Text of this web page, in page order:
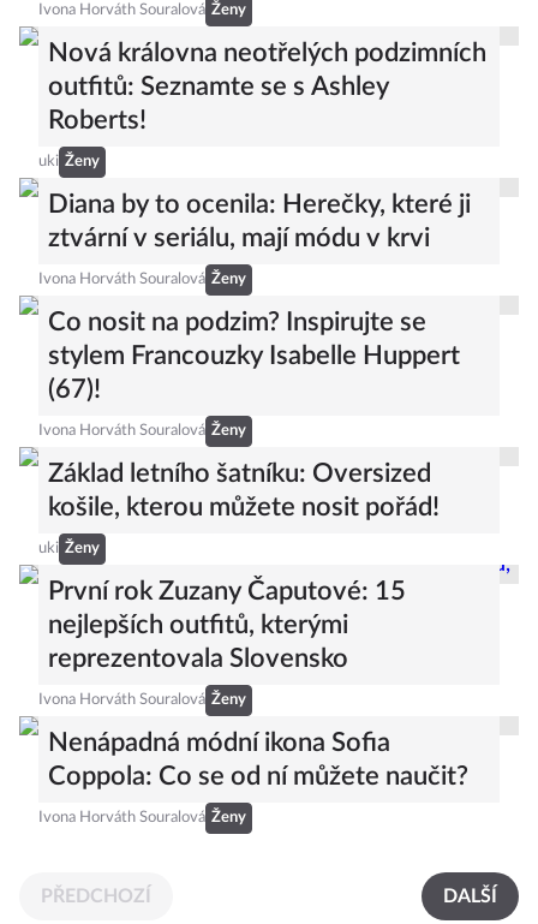
Ivona Horváth Souralová Ženy
Nová královna neotřelých podzimních
outfitů: Seznamte se s Ashley
Roberts!
uki Ženy
Diana by to ocenila: Herečky, které ji
ztvární v seriálu, mají módu v krvi
Ivona Horváth Souralová Ženy
Co nosit na podzim? Inspirujte se
stylem Francouzky Isabelle Huppert
(67)!
Ivona Horváth Souralová Ženy
Základ letního šatníku: Oversized
košile, kterou můžete nosit pořád!
uki Ženy
První rok Zuzany Čaputové: 15
nejlepších outfitů, kterými
reprezentovala Slovensko
Ivona Horváth Souralová Ženy
Nenápadná módní ikona Sofia
Coppola: Co se od ní můžete naučit?
Ivona Horváth Souralová Ženy
PŘEDCHOZÍ DALŠÍ